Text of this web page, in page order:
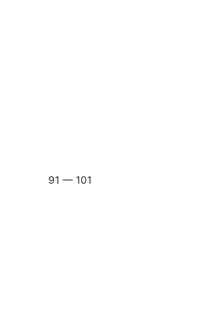
91 — 101